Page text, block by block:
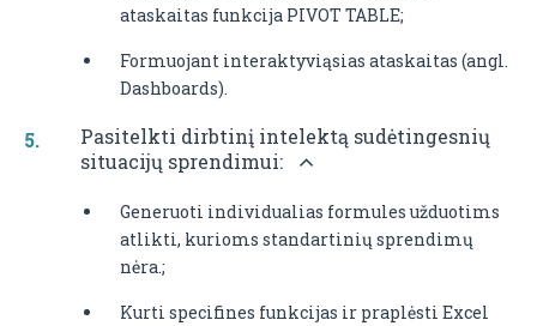
ataskaitas funkcija PIVOT TABLE;
Formuojant interaktyviąsias ataskaitas (angl.
Dashboards).
Pasitelkti dirbtinį intelektą sudėtingesnių
situacijų sprendimui:
Generuoti individualias formules užduotims
atlikti, kurioms standartinių sprendimų
nėra.;
Kurti specifines funkcijas ir praplėsti Excel